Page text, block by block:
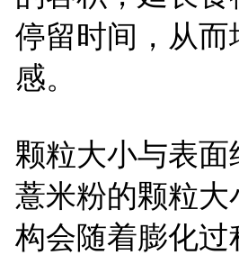
停留时间，从而
感。
颗粒大小与表
薏米粉的颗粒大
构会随着膨化过